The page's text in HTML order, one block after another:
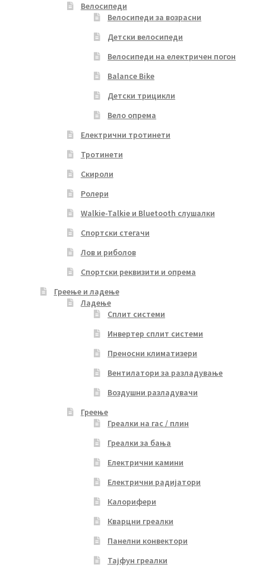
Велосипеди
Велосипеди за возрасни
Детски велосипеди
Велосипеди на електричен погон
Balance Bike
Детски трицикли
Вело опрема
Електрични тротинети
Тротинети
Скироли
Ролери
Walkie-Talkie и Bluetooth слушалки
Спортски стегачи
Лов и риболов
Спортски реквизити и опрема
Греење и ладење
Ладење
Сплит системи
Инвертер сплит системи
Преносни климатизери
Вентилатори за разладување
Воздушни разладувачи
Греење
Греалки на гас / плин
Греалки за бања
Електрични камини
Електрични радијатори
Калорифери
Кварцни греалки
Панелни конвектори
Тајфун греалки